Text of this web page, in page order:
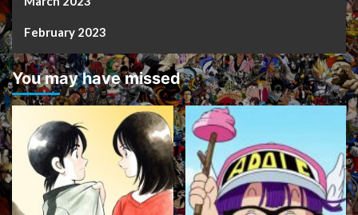
February 2023
You may have missed